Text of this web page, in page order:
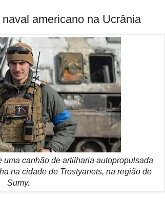
americano na Ucrânia
canhão de artilharia autopropulsada
na cidade de Trostyanets, na região de
Sumy.